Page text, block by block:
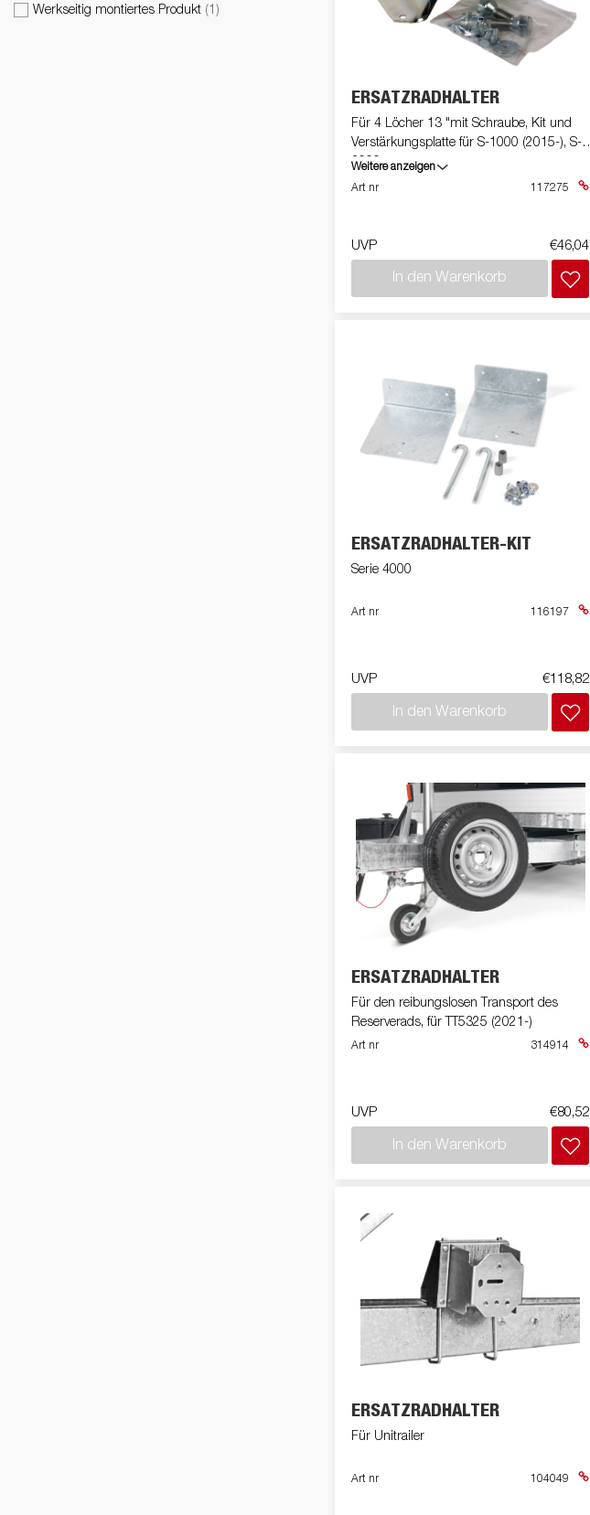
Elektrik &
Stützrad Ladezubehör
Kippfunktion
Werkzeug- &
freunden
Werkseitig montiertes Produkt (1 )
ERSATZRADHALTER
Für 4 Löcher 13 "mit Schraube, Kit und
Verstärkungsplatte für S-1000 (2015-), S-
3000
Weitere anzeigen
Art nr
117275
UVP €46,04
In den Warenkorb
ERSATZRADHALTER-KIT
Serie 4000
Art nr 116197
UVP €118,82
In den Warenkorb
ERSATZRADHALTER
Für den reibungslosen Transport des
Reserverads, für TT5325 (2021-)
Art nr 314914
UVP €80,52
In den Warenkorb
ERSATZRADHALTER
Für Unitrailer
Art nr 104049